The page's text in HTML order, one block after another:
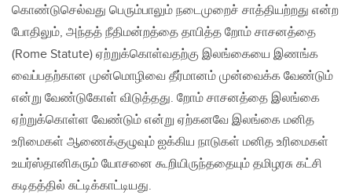
கொண்டுசெல்வது பெரும்பாலும் நடைமுறைச் சாத்தியற்றது என்ற
போதிலும், அந்தத் நீதிமன்றத்தை தாபித்த றோம் சாசனத்தை
(Rome Statute) ஏற்றுக்கொள்வதற்கு இலங்கையை இணங்க
வைப்பதற்கான முன்மொழிவை தீர்மானம் முன்வைக்க வேண்டும்
என்று வேண்டுகோள் விடுத்தது. றோம் சாசனத்தை இலங்கை
ஏற்றுக்கொள்ள வேண்டும் என்று ஏற்கனவே இலங்கை மனித
உரிமைகள் ஆணைக்குழுவும் ஐக்கிய நாடுகள் மனித உரிமைகள்
உயர்ஸ்தானிகரும் யோசனை கூறியிருந்ததையும் தமிழரசு கட்சி
கடிதத்தில் சுட்டிக்காட்டியது.